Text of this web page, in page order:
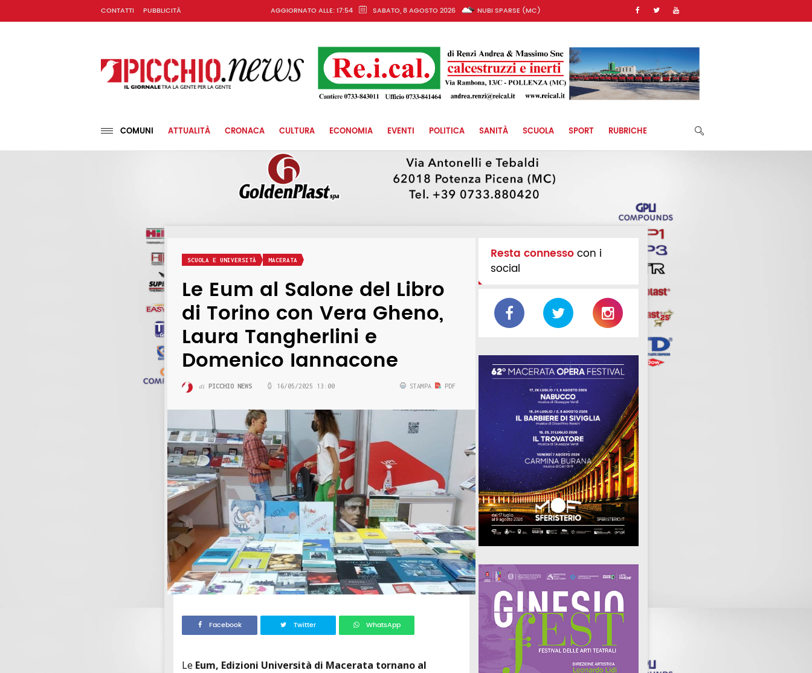
CONTATTI PUBBLICITÀ AGGIORNATO ALLE: 17:54 SABATO, 8 AGOSTO 2026 NUBI SPARSE (MC)
COMUNI ATTUALITÀ CRONACA CULTURA ECONOMIA EVENTI POLITICA SANITÀ SCUOLA SPORT RUBRICHE
SCUOLA E UNIVERSITÀ MACERATA
Le Eum al Salone del Libro
di Torino con Vera Gheno,
Laura Tangherlini e
Domenico Iannacone
di PICCHIO NEWS 16/05/2025 13:00 STAMPA PDF
Facebook Twitter WhatsApp
Le Eum, Edizioni Università di Macerata tornano al
Resta connessocon i
social